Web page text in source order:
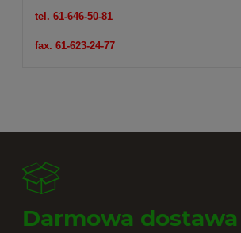
tel. 61-646-50-81
fax. 61-623-24-77
Darmowa dostawa